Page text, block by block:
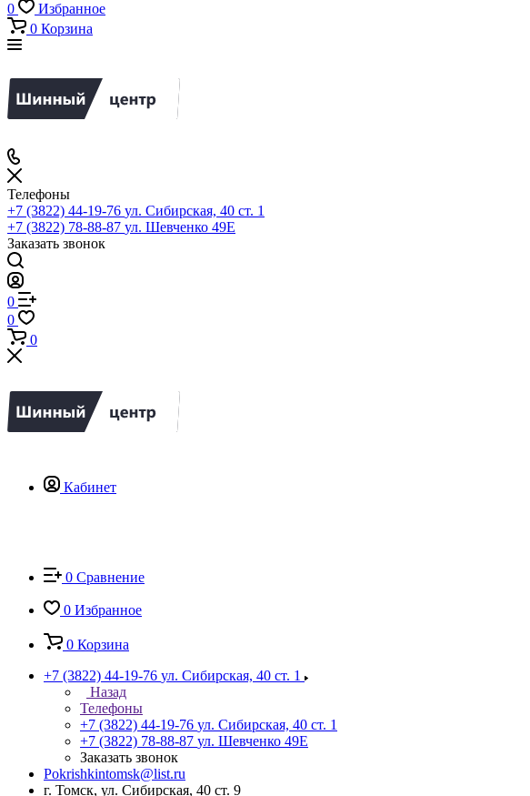
0
Избранное
0 Корзина
Телефоны
+7 (3822) 44-19-76 ул. Сибирская, 40 ст. 1
+7 (3822) 78-88-87 ул. Шевченко 49Е
Заказать звонок
0
0
0
Кабинет
0 Сравнение
0 Избранное
0 Корзина
+7 (3822) 44-19-76 ул. Сибирская, 40 ст. 1
Назад
Телефоны
+7 (3822) 44-19-76 ул. Сибирская, 40 ст. 1
+7 (3822) 78-88-87 ул. Шевченко 49Е
Заказать звонок
Pokrishkintomsk@list.ru
г. Томск, ул. Сибирская, 40 ст. 9